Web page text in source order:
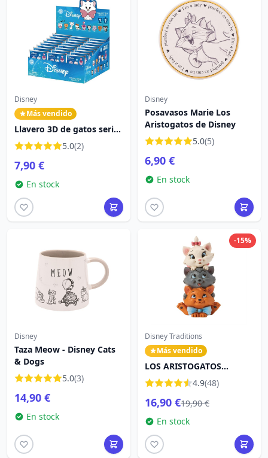
Disney
Más vendido
Llavero 3D de gatos serie
69, bolsa misterio - Disney
5.0(2)
7,90 €
En stock
Disney
Posavasos Marie Los
Aristogatos de Disney
5.0(5)
6,90 €
En stock
Disney
Taza Meow - Disney Cats
& Dogs
5.0(3)
14,90 €
En stock
-15%
Disney Traditions
Más vendido
LOS ARISTOGATOS
STACKED MINI - DISNEY
TRADITIONS
4.9(48)
16,90 €19,90 €
En stock